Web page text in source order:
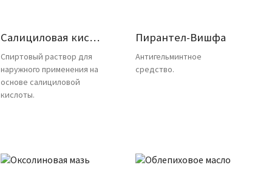
Салициловая кислота
Спиртовый раствор для
наружного применения на
основе салициловой
кислоты.
Пирантел-Вишфа
Антигельминтное
средство.